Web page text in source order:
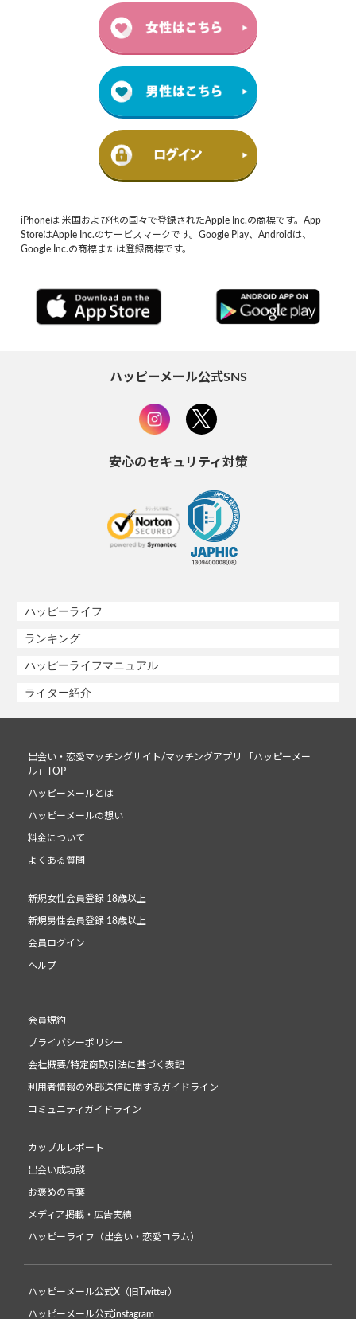
iPhoneは 米国および他の国々で登録されたApple Inc.の商標です。App
StoreはApple Inc.のサービスマークです。Google Play、Androidは、
Google Inc.の商標または登録商標です。
ハッピーメール公式SNS
安心のセキュリティ対策
ハッピーライフ
ランキング
ハッピーライフマニュアル
ライター紹介
出会い・恋愛マッチングサイト/マッチングアプリ 「ハッピーメー
ル」TOP
ハッピーメールとは
ハッピーメールの想い
料金について
よくある質問
新規女性会員登録 18歳以上
新規男性会員登録 18歳以上
会員ログイン
ヘルプ
会員規約
プライバシーポリシー
会社概要/特定商取引法に基づく表記
利用者情報の外部送信に関するガイドライン
コミュニティガイドライン
カップルレポート
出会い成功談
お褒めの言葉
メディア掲載・広告実績
ハッピーライフ（出会い・恋愛コラム）
ハッピーメール公式X（旧Twitter）
ハッピーメール公式instagram